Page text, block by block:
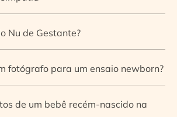
Nu de Gestante?
fotógrafo para um ensaio newborn?
de um bebê recém-nascido na